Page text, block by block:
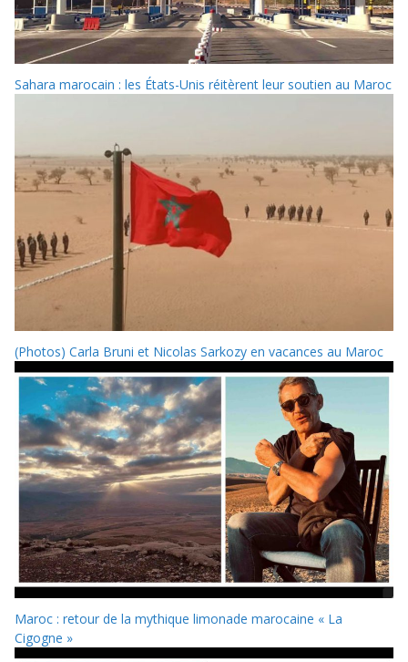
Sahara marocain : les États-Unis réitèrent leur soutien au Maroc
(Photos) Carla Bruni et Nicolas Sarkozy en vacances au Maroc
Maroc : retour de la mythique limonade marocaine « La
Cigogne »